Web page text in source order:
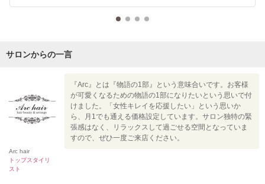
サロンからの一言
Arc hair
トップスタイリ
スト
『Arc』とは『物語の1部』という意味合いです。お客様
が可愛くなるための物語の1部になりたいという思いで付
けました。「女性キレイを応援したい」という思いか
ら、月1でも通える価格設定しています。サロン独特の緊
張感はなく、リラックスして過ごせる空間となっていま
すので、ぜひ一度ご来店ください。